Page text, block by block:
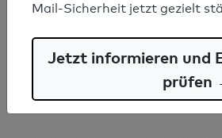
Syntaxprüfung: 0 Fehler
E-Mail-Spoofingschutz:
Mail-Sicherheit jetzt gezielt
Jetzt informieren und
prüfen